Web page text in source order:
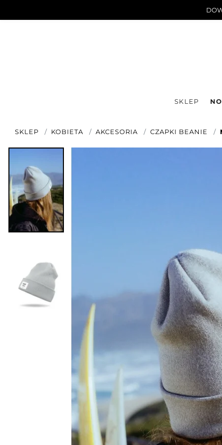
SKLEP
SKLEP KOBIETA AKCESORIA CZAPKI BEANIE